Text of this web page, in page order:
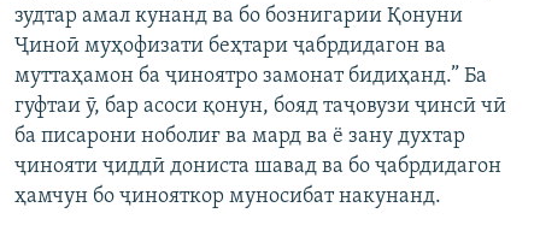
зудтар амал кунанд ва бо бознигарии Қонуни
Ҷиноӣ муҳофизати беҳтари ҷабрдидагон ва
муттаҳамон ба ҷиноятро замонат бидиҳанд.” Ба
гуфтаи ӯ, бар асоси қонун, бояд таҷовузи ҷинсӣ чӣ
ба писарони ноболиғ ва мард ва ё зану духтар
ҷинояти ҷиддӣ дониста шавад ва бо ҷабрдидагон
ҳамчун бо ҷинояткор муносибат накунанд.